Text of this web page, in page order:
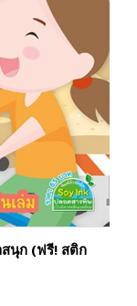
นุก (ฟรี! สติก